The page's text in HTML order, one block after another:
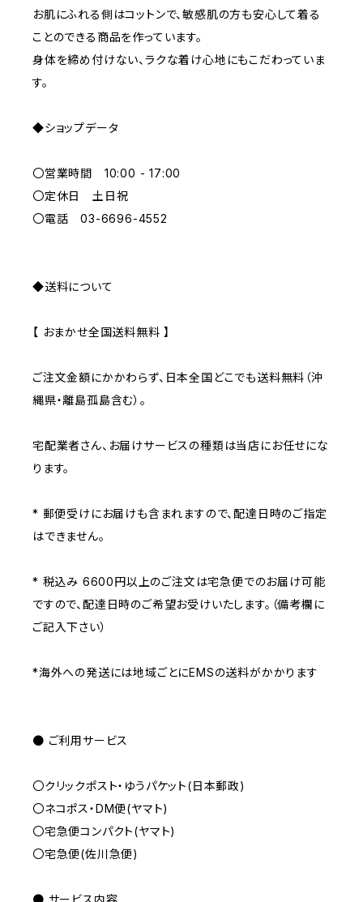
BLUE
ORANGE
GRAY
お肌にふれる側はコットンで、敏感肌の方も安心して着る
ことのできる商品を作っています。
身体を締め付けない、ラクな着け心地にもこだわっていま
す。
◆ショップデータ
〇営業時間 10:00 - 17:00
〇定休日 土日祝
〇電話 03-6696-4552
◆送料について
【 おまかせ全国送料無料 】
ご注文金額にかかわらず、日本全国どこでも送料無料（沖
縄県・離島孤島含む）。
宅配業者さん、お届けサービスの種類は当店にお任せにな
ります。
* 郵便受けにお届けも含まれますので、配達日時のご指定
はできません。
* 税込み 6600円以上のご注文は宅急便でのお届け可能
ですので、配達日時のご希望お受けいたします。（備考欄に
ご記入下さい）
*海外への発送には地域ごとにEMSの送料がかかります
● ご利用サービス
〇クリックポスト・ゆうパケット(日本郵政)
〇ネコポス・DM便(ヤマト)
〇宅急便コンパクト(ヤマト)
〇宅急便(佐川急便)
● サービス内容